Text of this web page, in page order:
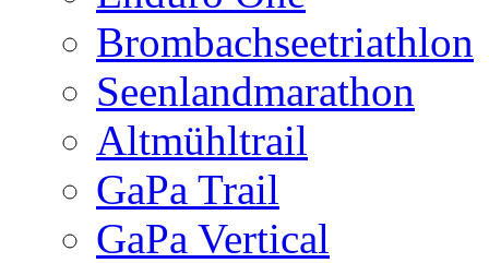
Brombachseetriathlon
Seenlandmarathon
Altmühltrail
GaPa Trail
GaPa Vertical